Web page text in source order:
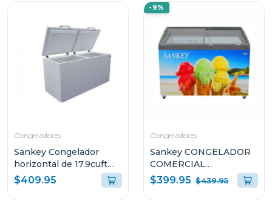
Congeladores
Sankey Congelador
horizontal de 17.9cuft
(aprox) 1870
$409.95
-9%
Congeladores
Sankey CONGELADOR
COMERCIAL
HORIZONTAL DE 10.7P³
G1177
$399.95 $439.95